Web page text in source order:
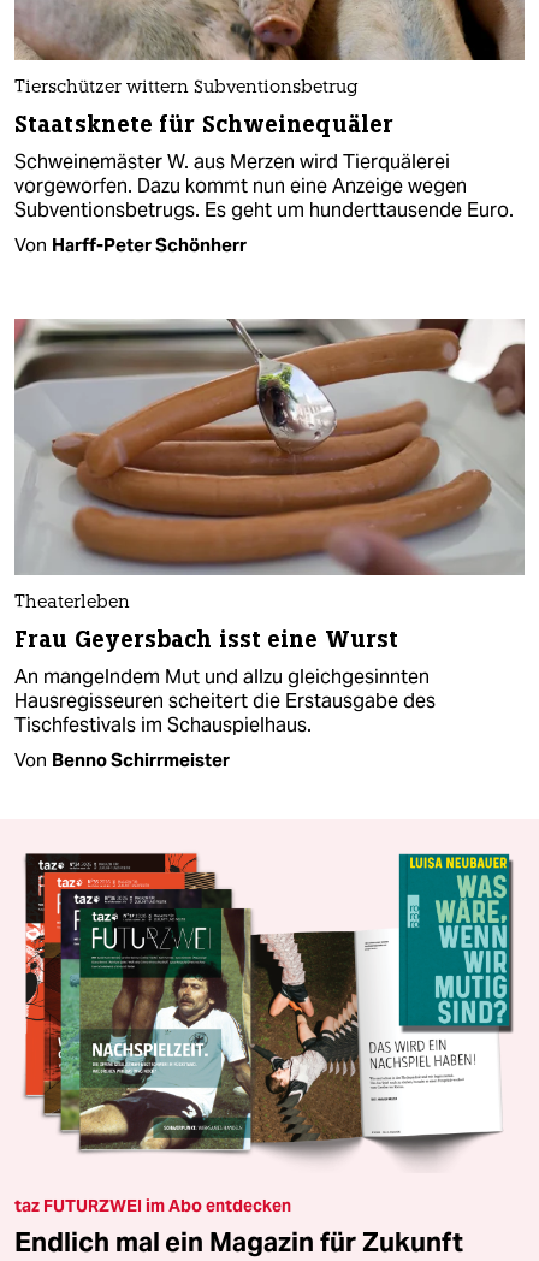
Tierschützer wittern Subventionsbetrug
Staatsknete für Schweinequäler
Schweinemäster W. aus Merzen wird Tierquälerei
vorgeworfen. Dazu kommt nun eine Anzeige wegen
Subventionsbetrugs. Es geht um hunderttausende Euro.
Von Harff-Peter Schönherr
Theaterleben
Frau Geyersbach isst eine Wurst
An mangelndem Mut und allzu gleichgesinnten
Hausregisseuren scheitert die Erstausgabe des
Tischfestivals im Schauspielhaus.
Von Benno Schirrmeister
taz FUTURZWEI im Abo entdecken
Endlich mal ein Magazin für Zukunft